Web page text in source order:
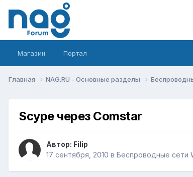
Магазин Портал
Главная NAG.RU - Основные разделы
Scype через Comstar
Автор: Filip
17 сентября, 2010 в Беспроводные сети